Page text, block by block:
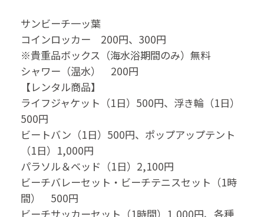
サンビーチ一ッ葉
コインロッカー 200円、300円
※貴重品ボックス（海水浴期間のみ）無料
シャワー（温水） 200円
【レンタル商品】
ライフジャケット（1日）500円、浮き輪（1日）
500円
ビートバン（1日）500円、ポップアップテント
（1日）1,000円
パラソル＆ベッド（1日）2,100円
ビーチバレーセット・ビーチテニスセット（1時
間） 500円
ビーチサッカーセット（1時間）1,000円、各種